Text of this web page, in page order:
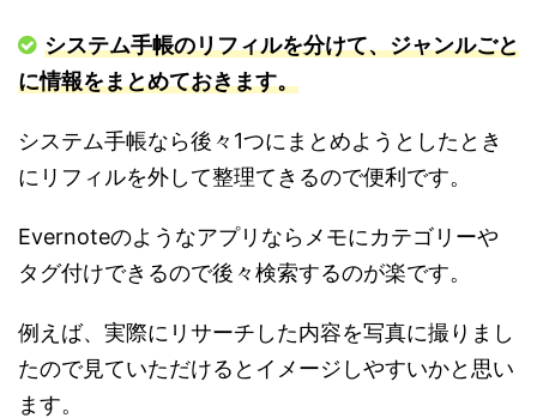
システム手帳のリフィルを分けて、ジャンルごと
に情報をまとめておきます。
システム手帳なら後々1つにまとめようとしたとき
にリフィルを外して整理てきるので便利です。
Evernoteのようなアプリならメモにカテゴリーや
タグ付けできるので後々検索するのが楽です。
例えば、実際にリサーチした内容を写真に撮りまし
たので見ていただけるとイメージしやすいかと思い
ます。